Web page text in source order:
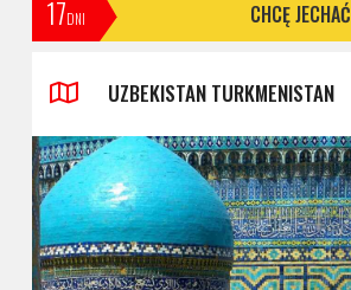
17DNI CHCĘ JECHAĆ
UZBEKISTAN TURKMENISTAN